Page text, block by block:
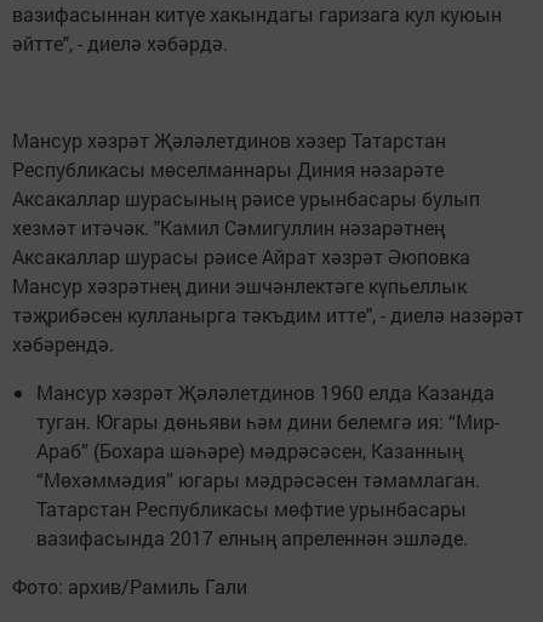
вазифасыннан китүе хакындагы гаризага кул куюын
әйтте", - диелә хәбәрдә.
Мансур хәзрәт Җәләлетдинов хәзер Татарстан
Республикасы мөселманнары Диния нәзарәте
Аксакаллар шурасының рәисе урынбасары булып
хезмәт итәчәк. "Камил Сәмигуллин нәзарәтнең
Аксакаллар шурасы рәисе Айрат хәзрәт Әюповка
Мансур хәзрәтнең дини эшчәнлектәге күпьеллык
тәҗрибәсен кулланырга тәкъдим итте", - диелә назәрәт
хәбәрендә.
Мансур хәзрәт Җәләлетдинов 1960 елда Казанда
туган. Югары дөньяви һәм дини белемгә ия: “Мир-
Араб” (Бохара шәһәре) мәдрәсәсен, Казанның
“Мөхәммәдия” югары мәдрәсәсен тәмамлаган.
Татарстан Республикасы мөфтие урынбасары
вазифасында 2017 елның апреленнән эшләде.
Фото: архив/Рамиль Гали